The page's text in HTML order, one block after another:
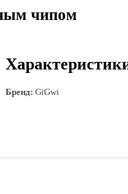
чипом
Бренд: GiGwi